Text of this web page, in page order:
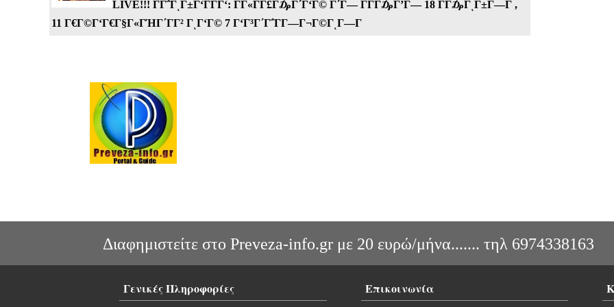
LIVE!!! ΓΓ΅ΓͺΓ±Γ‘Γ­ΓΓ‘: ΓΓ«ΓΓ£Γ₯Γ΄Γ‘Γ© Γ΄Γ― ΓΓΓ₯Γ’Γ― 18 Γ­Γ₯ΓͺΓ±Γ―Γ ,
11 Γ€Γ©Γ‘Γ€Γ§Γ«ΓΉΓ΄ΓΓ² ΓͺΓ‘Γ© 7 Γ‘Γ³Γ΄Γ΅Γ­Γ―Γ¬Γ©ΓͺΓ―Γ
Διαφημιστείτε στο Preveza-info.gr με 20 ευρώ/μήνα....... τηλ 6974338163
Γενικές Πληροφορίες Επικοινωνία